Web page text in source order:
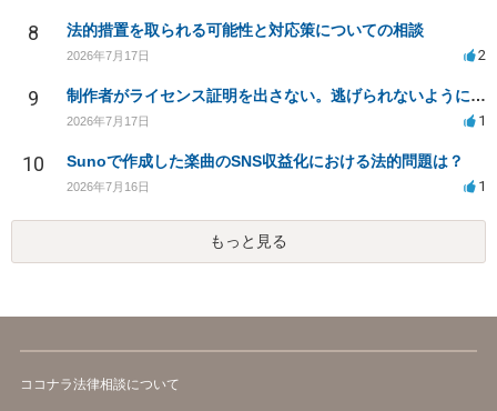
8 法的措置を取られる可能性と対応策についての相談
2026年7月17日 2
9 制作者がライセンス証明を出さない。逃げられないように、今すぐ法的に何をすべきか
2026年7月17日 1
10 Sunoで作成した楽曲のSNS収益化における法的問題は？
2026年7月16日 1
もっと見る
ココナラ法律相談について